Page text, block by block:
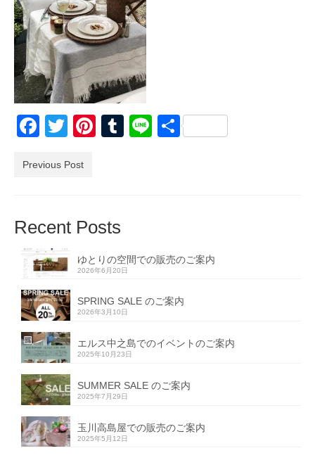
Blog
Facebook
TwitterPinterest
Tumblr
Line共
Previous Post
Recent Posts
ゆとりの空間での販売のご案内
2026年6月20日
SPRING SALE のご案内
2026年3月10日
エルス中之島でのイベントのご案内
2025年10月23日
SUMMER SALE のご案内
2025年7月29日
玉川高島屋での販売のご案内
2025年5月12日